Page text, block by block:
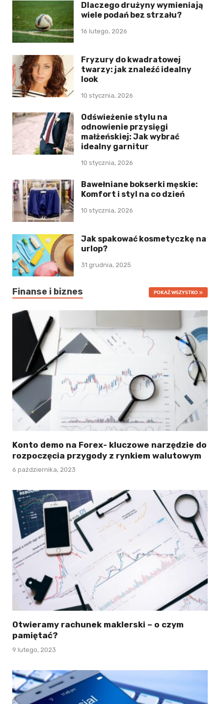
Dlaczego drużyny wymieniają
wiele podań bez strzału?
16 lutego, 2026
Fryzury do kwadratowej
twarzy: jak znaleźć idealny
look
10 stycznia, 2026
Odświeżenie stylu na
odnowienie przysięgi
małżeńskiej: Jak wybrać
idealny garnitur
10 stycznia, 2026
Bawełniane bokserki męskie:
Komfort i styl na co dzień
10 stycznia, 2026
Jak spakować kosmetyczkę na
urlop?
31 grudnia, 2025
Finanse i biznes POKAŻ WSZYSTKO
Konto demo na Forex- kluczowe narzędzie do
rozpoczęcia przygody z rynkiem walutowym
6 października, 2023
Otwieramy rachunek maklerski – o czym
pamiętać?
9 lutego, 2023